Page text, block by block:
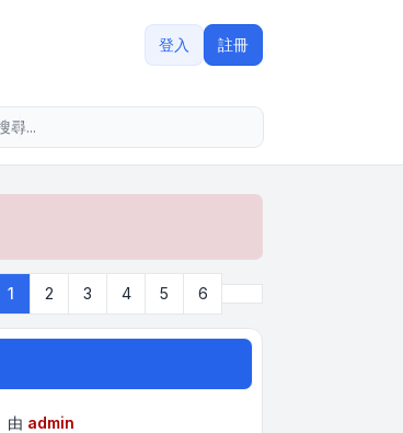
登入 註冊
1 2 3 4 5 6
由 admin